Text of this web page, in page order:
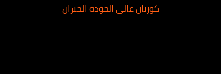
كوريان عالي الجودة الخيران